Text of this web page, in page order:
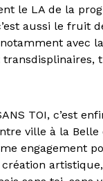
le LA de la
aussi le fruit
avec
TOI, c’est
ville à la
engagement